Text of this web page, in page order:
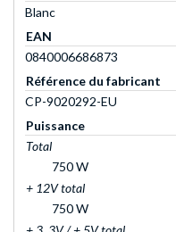
Blanc
EAN
0840006686873
Référence du fabricant
CP-9020292-EU
Puissance
Total
750 W
+ 12V total
750 W